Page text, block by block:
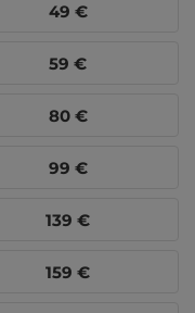
49 €
59 €
80 €
99 €
139 €
159 €